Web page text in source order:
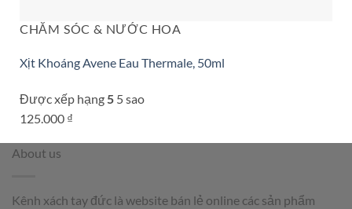
CHĂM SÓC & NƯỚC HOA
Xịt Khoáng Avene Eau Thermale, 50ml
Được xếp hạng55 sao
125.000 ₫
About us
Kênh xách tay đức là website bán lẻ online các sản phẩm